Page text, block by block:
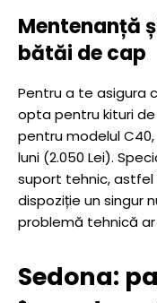
Mentenanță
bătăi de cap
Pentru a te asigura
opta pentru kituri
pentru modelul
luni (2.050 Lei).
suport tehnic, astfel
dispoziție un singur
problemă tehnică
Sedona: